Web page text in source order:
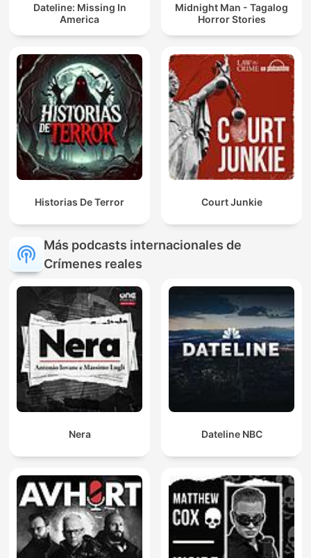
Dateline: Missing In
America
Midnight Man - Tagalog
Horror Stories
Historias De Terror Court Junkie
Más podcasts internacionales de
Crímenes reales
Nera Dateline NBC